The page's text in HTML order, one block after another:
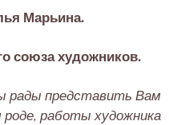
Марьина.
союза художников.
рады представить Вам
роде, работы художника